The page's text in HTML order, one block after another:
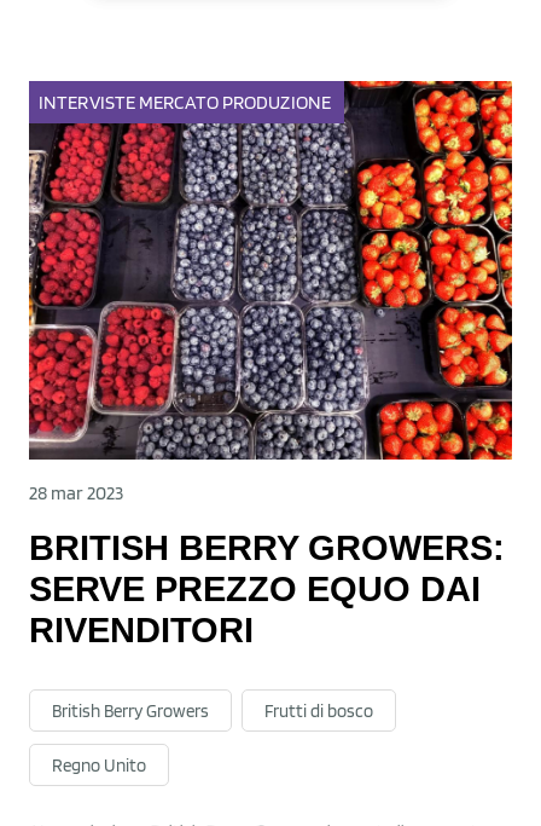
INTERVISTE MERCATO PRODUZIONE
28 mar 2023
BRITISH BERRY GROWERS:
SERVE PREZZO EQUO DAI
RIVENDITORI
British Berry Growers Frutti di bosco
Regno Unito